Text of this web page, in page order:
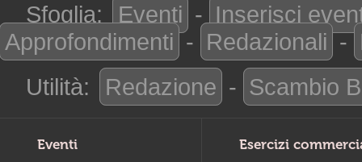
Sfoglia: Eventi - Inserisci
Approfondimenti - Redazionali -
Utilità:
Redazione - Scambio
Eventi Esercizi